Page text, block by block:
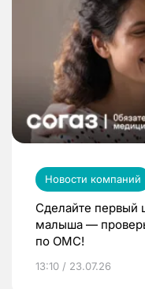
Новости компаний
Сделайте первый
малыша —
по ОМС!
13:10 / 23.07.26